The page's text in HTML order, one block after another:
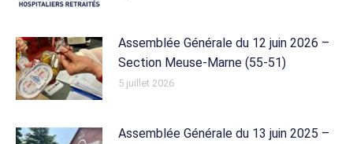
Assemblée Générale du 12 juin 2026 –
Section Meuse-Marne (55-51)
5 juillet 2026
Assemblée Générale du 13 juin 2025 –